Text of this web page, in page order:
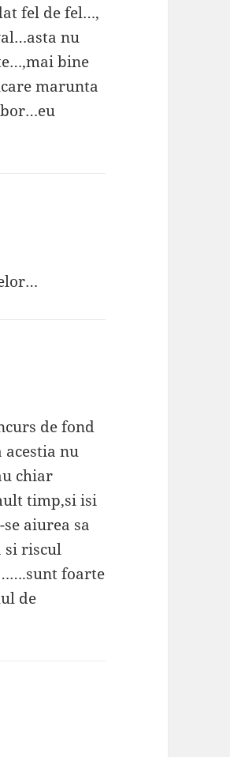
fel de fel…,
nu
bine
marunta
de fond
acestia nu
chiar
timp,si isi
aiurea sa
si riscul
foarte
de